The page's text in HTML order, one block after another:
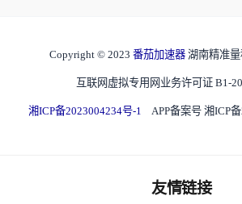
Copyright © 2023 番茄加速器 湖南精准
互联网虚拟专用网业务许可证 B1-
湘ICP备2023004234号-1 APP备案号 湘ICP
友情链接